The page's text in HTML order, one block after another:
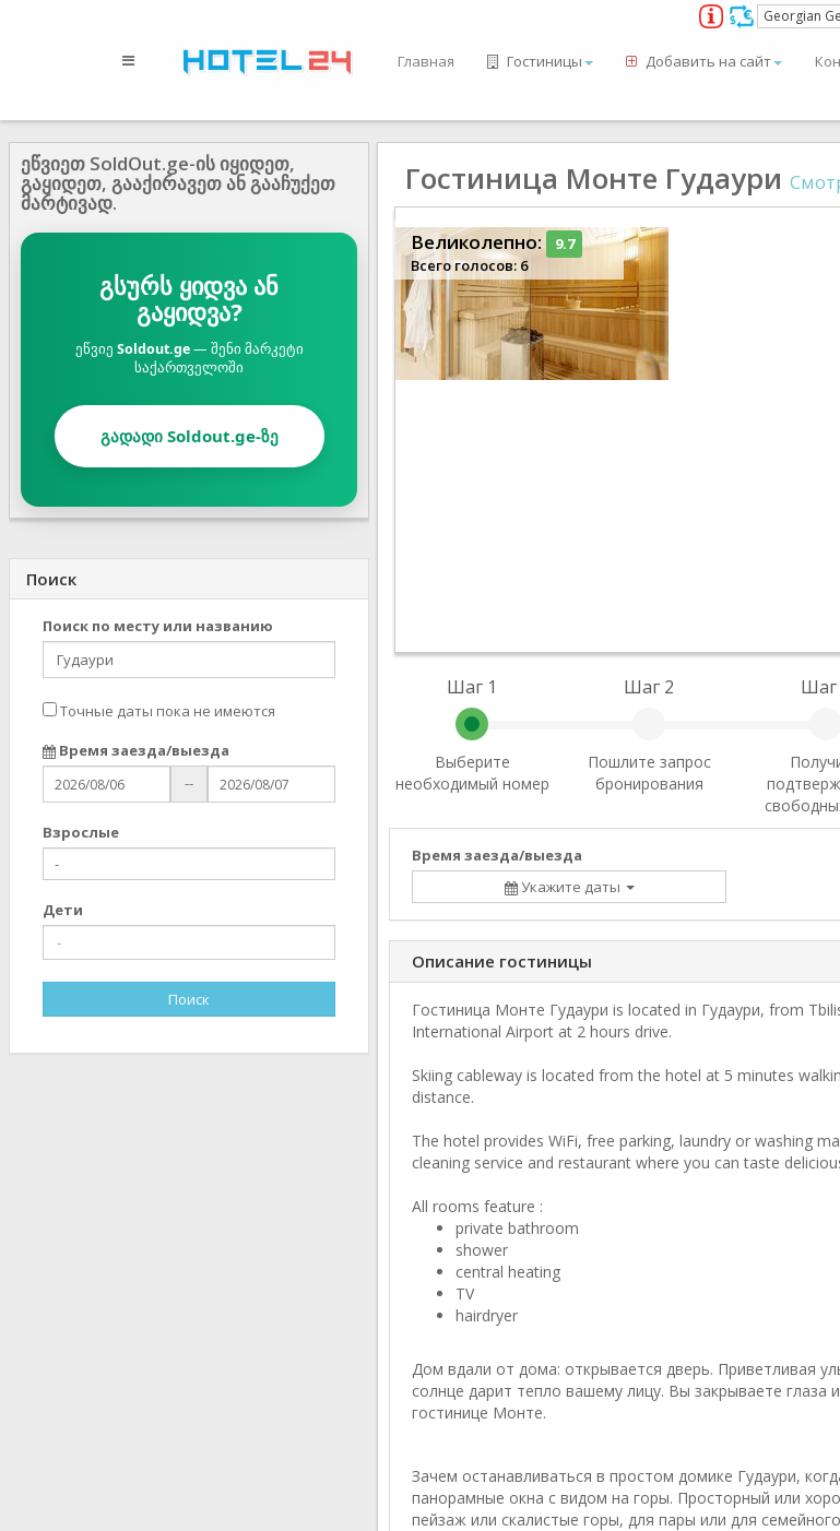
Georgian
Главная Гостиницы Добавить на сайт
ეწვიეთ SoldOut.ge-ის იყიდეთ,
გაყიდეთ, გააქირავეთ ან გააჩუქეთ
მარტივად.
გსურს ყიდვა ან
გაყიდვა?
ეწვიე Soldout.ge— შენი მარკეტი
საქართველოში
გადადი Soldout.ge-ზე
Поиск
Поиск по месту или названию
Точные даты пока не имеются
Время заезда/выезда
--
Взрослыe
Дети
Гостиница Монте Гудаури
Великолепно:
9.7
Всего голосов: 6
Шаг 1
Выберите
необходимый номер
Шаг 2
Пошлите запрос
бронирования
Шаг
Время заезда/выезда
Укажите даты
Описание гостиницы
Гостиница Монте Гудаури is located in Гудаури, from
International Airport at 2 hours drive.
Skiing cableway is located from the hotel at 5 minutes
distance.
The hotel provides WiFi, free parking, laundry or washing
cleaning service and restaurant where you can taste
All rooms feature :
private bathroom
shower
central heating
TV
hairdryer
Дом вдали от дома: открывается дверь. Приветливая
солнце дарит тепло вашему лицу. Вы закрываете
гостинице Монте.
Зачем останавливаться в простом домике Гудаури,
панорамные окна с видом на горы. Просторный или
пейзаж или скалистые горы, для пары или для